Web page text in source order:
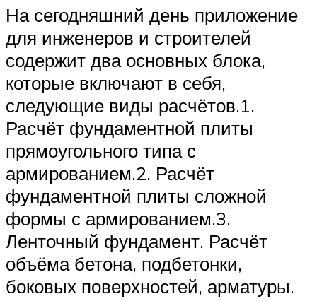
На сегодняшний день приложение
для инженеров и строителей
содержит два основных блока,
которые включают в себя,
следующие виды расчётов.1.
Расчёт фундаментной плиты
прямоугольного типа с
армированием.2. Расчёт
фундаментной плиты сложной
формы с армированием.3.
Ленточный фундамент. Расчёт
объёма бетона, подбетонки,
боковых поверхностей, арматуры.